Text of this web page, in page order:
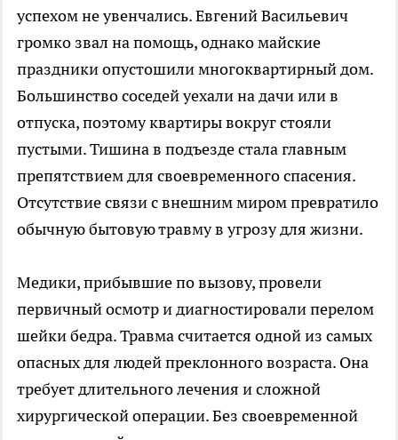
успехом не увенчались. Евгений Васильевич
громко звал на помощь, однако майские
праздники опустошили многоквартирный дом.
Большинство соседей уехали на дачи или в
отпуска, поэтому квартиры вокруг стояли
пустыми. Тишина в подъезде стала главным
препятствием для своевременного спасения.
Отсутствие связи с внешним миром превратило
обычную бытовую травму в угрозу для жизни.
Медики, прибывшие по вызову, провели
первичный осмотр и диагностировали перелом
шейки бедра. Травма считается одной из самых
опасных для людей преклонного возраста. Она
требует длительного лечения и сложной
хирургической операции. Без своевременной